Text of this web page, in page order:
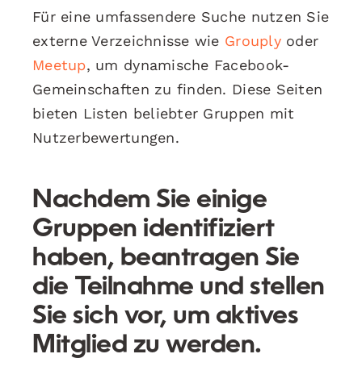
Für eine umfassendere Suche nutzen Sie
externe Verzeichnisse wie Grouplyoder
Meetup, um dynamische Facebook-
Gemeinschaften zu finden. Diese Seiten
bieten Listen beliebter Gruppen mit
Nutzerbewertungen.
Nachdem Sie einige
Gruppen identifiziert
haben, beantragen Sie
die Teilnahme und stellen
Sie sich vor, um aktives
Mitglied zu werden.